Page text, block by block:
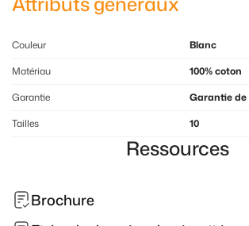
Couleur
Blanc
Matériau
100% coton
Garantie
Garantie de
Tailles
10
Ressources
Brochure